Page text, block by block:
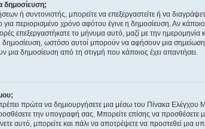
δημοσίευση;
ή συντονιστής, μπορείτε να επεξεργαστείτε ή να
περιορισμένο χρόνο αφότου έγινε η δημοσίευση. Αν
επεξεργαστήκατε το μήνυμα αυτό, μαζί με την ημερομηνία
δημοσίευση, ωστόσο αυτοί μπορούν να αφήσουν μια
μια δημοσίευση από τη στιγμή που κάποιος έχει απαντήσει.
πρώτα να δημιουργήσετε μια μέσω του Πίνακα Ελέγχου
την υπογραφή σας. Μπορείτε επίσης να προσθέσετε
αυτό, μπορείτε και πάλι να αποτρέψετε να προστεθεί μια